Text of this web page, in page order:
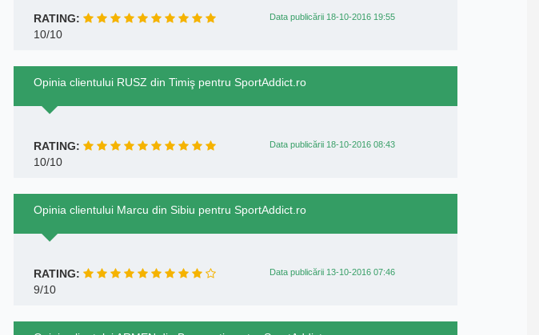
RATING: Data publicării 18-10-2016 19:55
10/10
Opinia clientului RUSZ din Timiş pentru SportAddict.ro
RATING: Data publicării 18-10-2016 08:43
10/10
Opinia clientului Marcu din Sibiu pentru SportAddict.ro
RATING: Data publicării 13-10-2016 07:46
9/10